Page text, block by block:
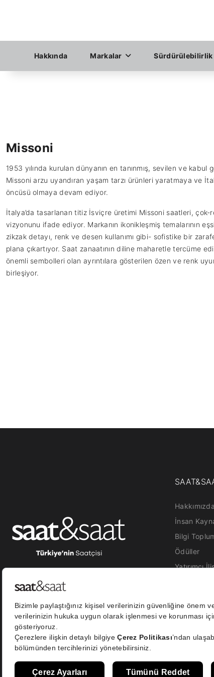
Hakkında Markalar Sürdürülebilirlik
Missoni
1953 yılında kurulan dünyanın en tanınmış, sevilen ve
Missoni arzu uyandıran yaşam tarzı ürünleri yaratmaya ve
öncüsü olmaya devam ediyor.
İtalya’da tasarlanan titiz İsviçre üretimi Missoni saatleri,
vizyonunu ifade ediyor. Markanın ikonikleşmiş temalarının
zikzak detayı, renk ve desen kullanımı gibi- sofistike bir
plana çıkartıyor. Saat zanaatının diline maharetle tercüme
önemli sembolleri olan ayrıntılara gösterilen özen ve renk
birleşiyor.
Hakkımızda
İnsan
Bilgi
Ödüller
Yatırımcı
Sosyal